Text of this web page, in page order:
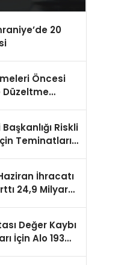
20
Öncesi
Düzeltme
Riskli
Teminatları 5
İhracatı
24,9 Milyar
Değer Kaybı
İçin Alo 193